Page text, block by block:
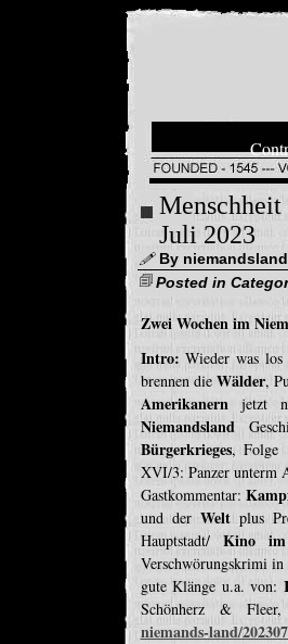
Menschheit
Juli 2023
By
Posted in
Zwei Wochen im
Intro:Wieder was
brennen die Wälder,
Amerikanernjetzt
Niemandsland
Bürgerkrieges,
XVI/3: Panzer unterm
Gastkommentar:
und der Weltplus
Hauptstadt/ Kino
Verschwörungskrimi in
gute Klänge u.a. von:
Schönherz &
niemands-land/